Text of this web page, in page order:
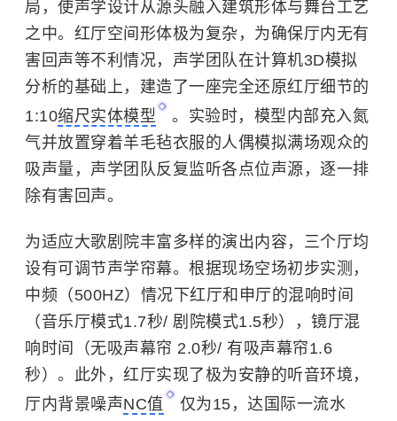
局，使声学设计从源头融入建筑形体与舞台工艺
之中。红厅空间形体极为复杂，为确保厅内无有
害回声等不利情况，声学团队在计算机3D模拟
分析的基础上，建造了一座完全还原红厅细节的
1:10缩尺实体模型
。实验时，模型内部充入氮
气并放置穿着羊毛毡衣服的人偶模拟满场观众的
吸声量，声学团队反复监听各点位声源，逐一排
除有害回声。
为适应大歌剧院丰富多样的演出内容，三个厅均
设有可调节声学帘幕。根据现场空场初步实测，
中频（500HZ）情况下红厅和申厅的混响时间
（音乐厅模式1.7秒/ 剧院模式1.5秒），镜厅混
响时间（无吸声幕帘 2.0秒/ 有吸声幕帘1.6
秒）。此外，红厅实现了极为安静的听音环境，
厅内背景噪声NC值
仅为15，达国际一流水